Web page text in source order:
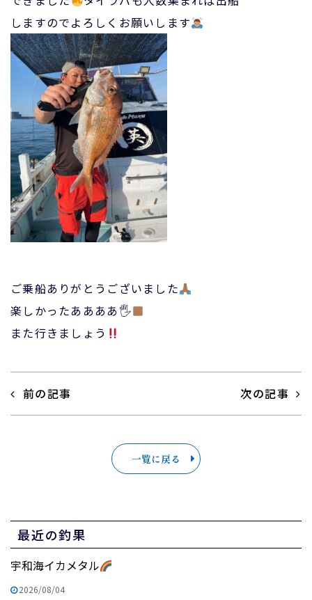
しますのでよろしくお願いします
ご乗船ありがとうございました
楽しかったああああ🖐
また行きましょう
前の記事 次の記事
一覧に戻る
最近の釣果
宇和海イカメタル
2026/08/04